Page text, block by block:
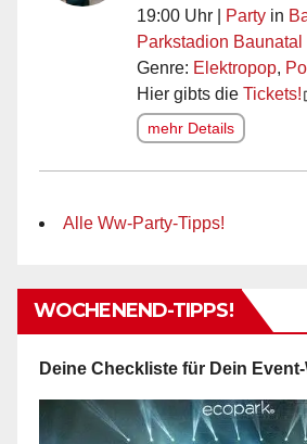
19:00 Uhr | Party in
Parkstadion Baunatal
Genre: Elektropop,
Hier gibts die Tickets!
mehr Details
Alle Ww-Party-Tipps!
WOCHENEND-TIPPS!
Deine Checkliste für Dein